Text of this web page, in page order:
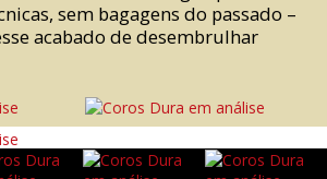
sem bagagens do passado –
acabado de desembrulhar